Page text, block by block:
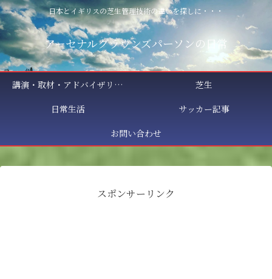
日本とイギリスの芝生管理技術の違いを探しに・・・
アーセナルグラウンズパーソンの日常
講演・取材・アドバイザリー相談
芝生
日常生活
サッカー記事
お問い合わせ
スポンサーリンク